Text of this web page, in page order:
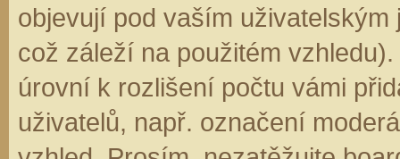
objevují pod vaším
což záleží na použitém
úrovní k rozlišení počtu vámi
uživatelů, např. označení